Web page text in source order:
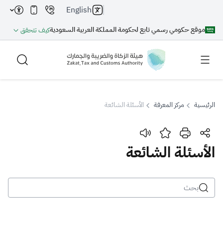
موقع حكومي رسمي تابع لحكومة المملكة العربية السعوديةكيف تتحقق
English
بحث
الرئيسية مركز المعرفة الأسئلة الشائعة
الأسئلة الشائعة